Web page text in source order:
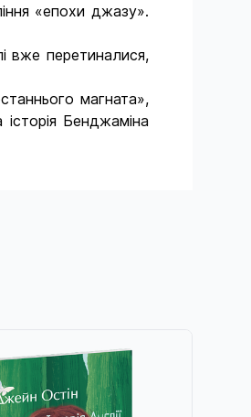
«епохи джазу».
вже перетиналися,
магната»,
Бенджаміна